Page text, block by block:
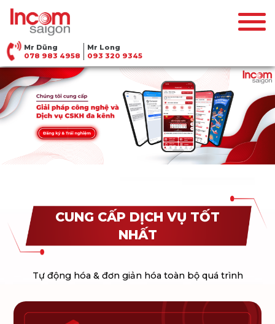
Mr Dũng
078 983 4958
Mr Long
093 320 9345
CUNG CẤP DỊCH VỤ TỐT
NHẤT
Tự động hóa & đơn giản hóa toàn bộ quá trình